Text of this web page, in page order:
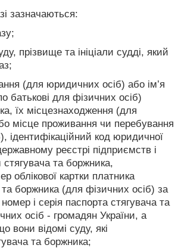
зазначаються:
прізвище та ініціали судді, який
(для юридичних осіб) або ім’я
батькові для фізичних осіб)
їх місцезнаходження (для
місце проживання чи перебування
ідентифікаційний код юридичної
реєстрі підприємств і
стягувача та боржника,
облікової картки платника
та боржника (для фізичних осіб) за
і серія паспорта стягувача та
осіб - громадян України, а
вони відомі суду, які
та боржника;